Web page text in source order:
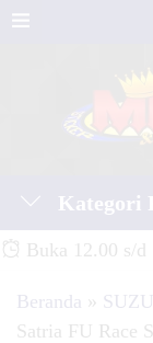
Kategori
Buka 12.00 s/
Beranda »
Satria FU Race